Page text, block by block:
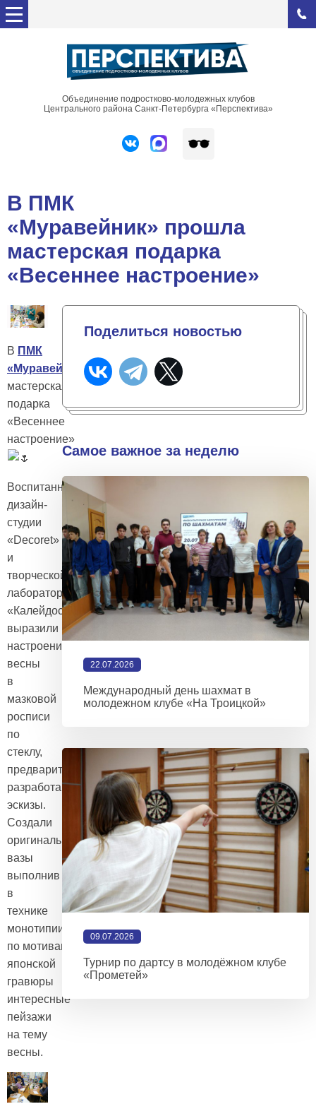
Объединение подростково-молодежных клубов
Центрального района Санкт-Петербурга «Перспектива»
В ПМК
«Муравейник» прошла
мастерская подарка
«Весеннее настроение»
В ПМК
«Муравейник»прошла
мастерская
подарка
«Весеннее
настроение»
Воспитанники
дизайн-
студии
«Decoret»
и
творческой
лаборатории
«Калейдоскоп»
выразили
настроение
весны
в
мазковой
росписи
по
стеклу,
предварительно
разработав
эскизы.
Создали
оригинальные
вазы
выполнив
в
технике
монотипии
по мотивам
японской
гравюры
интересные
пейзажи
на тему
весны.
Поделиться новостью
Самое важное за неделю
22.07.2026
Международный день шахмат в
молодежном клубе «На Троицкой»
09.07.2026
Турнир по дартсу в молодёжном клубе
«Прометей»